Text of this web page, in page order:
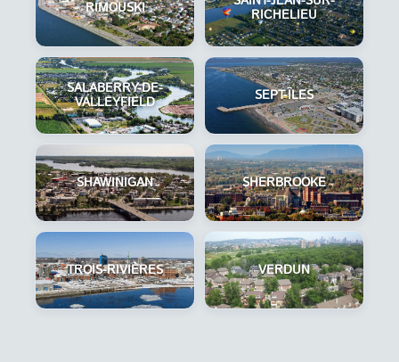
RIMOUSKI
RICHELIEU
SALABERRY-DE-
VALLEYFIELD
SEPT-ÎLES
SHAWINIGAN SHERBROOKE
TROIS-RIVIÈRES VERDUN